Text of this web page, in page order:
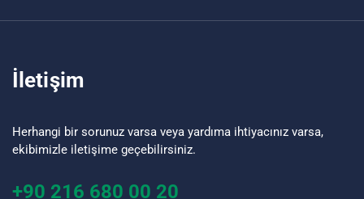
İletişim
Herhangi bir sorunuz varsa veya yardıma ihtiyacınız varsa,
ekibimizle iletişime geçebilirsiniz.
+90 216 680 00 20